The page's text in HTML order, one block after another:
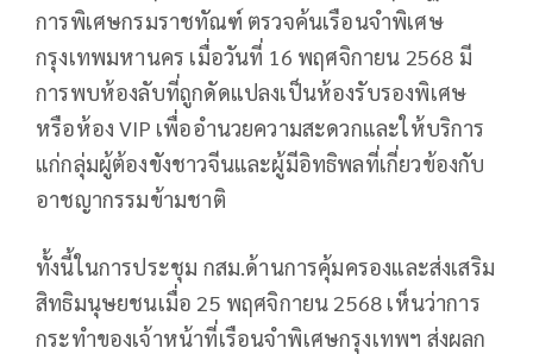
การพิเศษกรมราชทัณฑ์ ตรวจค้นเรือนจำพิเศษ
กรุงเทพมหานคร เมื่อวันที่ 16 พฤศจิกายน 2568 มี
การพบห้องลับที่ถูกดัดแปลงเป็นห้องรับรองพิเศษ
หรือห้อง VIP เพื่ออำนวยความสะดวกและให้บริการ
แก่กลุ่มผู้ต้องขังชาวจีนและผู้มีอิทธิพลที่เกี่ยวข้องกับ
อาชญากรรมข้ามชาติ
ทั้งนี้ในการประชุม กสม.ด้านการคุ้มครองและส่งเสริม
สิทธิมนุษยชนเมื่อ 25 พฤศจิกายน 2568 เห็นว่าการ
กระทำของเจ้าหน้าที่เรือนจำพิเศษกรุงเทพฯ ส่งผลก